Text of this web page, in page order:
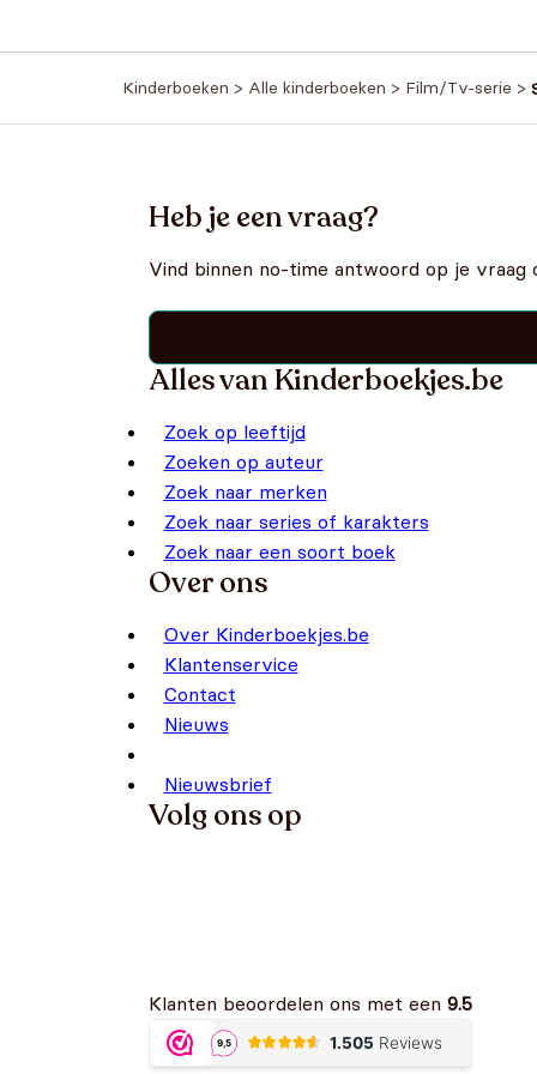
Kinderboeken > Alle kinderboeken > Film/Tv-serie >
Heb je een vraag?
Vind binnen no-time antwoord op je vraag
Alles van Kinderboekjes.be
Zoek op leeftijd
Zoeken op auteur
Zoek naar merken
Zoek naar series of karakters
Zoek naar een soort boek
Over ons
Over Kinderboekjes.be
Klantenservice
Contact
Nieuws
Nieuwsbrief
Volg ons op
Klanten beoordelen ons met een 9.5